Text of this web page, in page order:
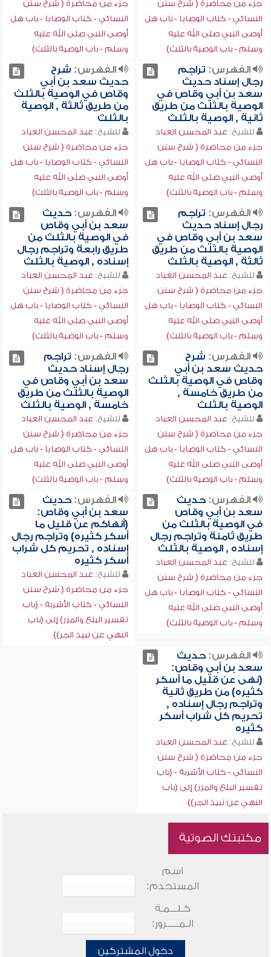
جزء من محاضرة ( شرح سنن
النسائي - كتاب الوصايا - باب هل
أوصى النبي صلى الله عليه
وسلم - باب الوصية بالثلث)
جزء من محاضرة ( شرح سنن
النسائي - كتاب الوصايا - باب هل
أوصى النبي صلى الله عليه
وسلم - باب الوصية بالثلث)
الفهرس: تراجم
رجال إسناد حديث
سعد بن أبي وقاص في
الوصية بالثلث من طريق
ثانية , الوصية بالثلث
للشيخ: عبد المحسن العباد
جزء من محاضرة ( شرح سنن
النسائي - كتاب الوصايا - باب هل
أوصى النبي صلى الله عليه
وسلم - باب الوصية بالثلث)
الفهرس: شرح
حديث سعد بن أبي
وقاص في الوصية بالثلث
من طريق ثالثة , الوصية
بالثلث
للشيخ: عبد المحسن العباد
جزء من محاضرة ( شرح سنن
النسائي - كتاب الوصايا - باب هل
أوصى النبي صلى الله عليه
وسلم - باب الوصية بالثلث)
الفهرس: تراجم
رجال إسناد حديث
سعد بن أبي وقاص في
الوصية بالثلث من طريق
ثالثة , الوصية بالثلث
للشيخ: عبد المحسن العباد
جزء من محاضرة ( شرح سنن
النسائي - كتاب الوصايا - باب هل
أوصى النبي صلى الله عليه
وسلم - باب الوصية بالثلث)
الفهرس:حديث
سعد بن أبي وقاص
في الوصية بالثلث من
طريق رابعة وتراجم رجال
إسناده , الوصية بالثلث
للشيخ: عبد المحسن العباد
جزء من محاضرة ( شرح سنن
النسائي - كتاب الوصايا - باب هل
أوصى النبي صلى الله عليه
وسلم - باب الوصية بالثلث)
الفهرس: شرح
حديث سعد بن أبي
وقاص في الوصية بالثلث
من طريق خامسة ,
الوصية بالثلث
للشيخ: عبد المحسن العباد
جزء من محاضرة ( شرح سنن
النسائي - كتاب الوصايا - باب هل
أوصى النبي صلى الله عليه
وسلم - باب الوصية بالثلث)
الفهرس: تراجم
رجال إسناد حديث
سعد بن أبي وقاص في
الوصية بالثلث من طريق
خامسة , الوصية بالثلث
للشيخ: عبد المحسن العباد
جزء من محاضرة ( شرح سنن
النسائي - كتاب الوصايا - باب هل
أوصى النبي صلى الله عليه
وسلم - باب الوصية بالثلث)
الفهرس:حديث
سعد بن أبي وقاص
في الوصية بالثلث من
طريق ثامنة وتراجم رجال
إسناده , الوصية بالثلث
للشيخ: عبد المحسن العباد
جزء من محاضرة ( شرح سنن
النسائي - كتاب الوصايا - باب هل
أوصى النبي صلى الله عليه
وسلم - باب الوصية بالثلث)
الفهرس:حديث
سعد بن أبي وقاص:
(أنهاكم عن قليل ما
أسكر كثيره) وتراجم رجال
إسناده , تحريم كل شراب
أسكر كثيره
للشيخ: عبد المحسن العباد
جزء من محاضرة ( شرح سنن
النسائي - كتاب الأشربة - (باب
تفسير البتع والمزر) إلى (باب
النهي عن نبيذ الجر))
الفهرس:حديث
سعد بن أبي وقاص:
(نهى عن قليل ما أسكر
كثيره) من طريق ثانية
وتراجم رجال إسناده ,
تحريم كل شراب أسكر
كثيره
للشيخ: عبد المحسن العباد
جزء من محاضرة ( شرح سنن
النسائي - كتاب الأشربة - (باب
تفسير البتع والمزر) إلى (باب
النهي عن نبيذ الجر))
مكتبتك الصوتية
اسم
المستخدم:
كـلـــمـة
الـمـــــرور:
دخول المشتركين